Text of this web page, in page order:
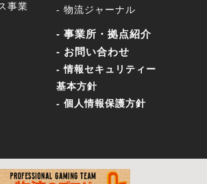
事業
- 物流ジャーナル
- 事業所・拠点紹介
- お問い合わせ
- 情報セキュリティー
基本方針
- 個人情報保護方針